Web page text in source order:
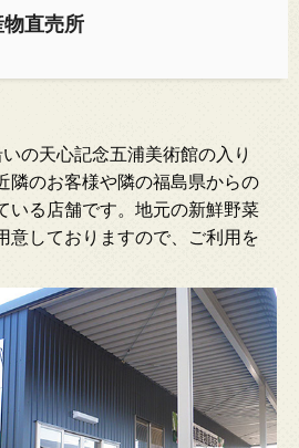
直売所
の天心記念五浦美術館の入り
隣のお客様や隣の福島県からの
いる店舗です。地元の新鮮野菜
意しておりますので、ご利用を